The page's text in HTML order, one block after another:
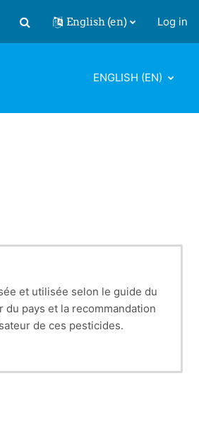
Toggle search input
English ‎(en)‎ Log in
ENGLISH ‎(EN)‎
et utilisée selon le guide du
pays et la recommandation
de ces pesticides.
du fabricant